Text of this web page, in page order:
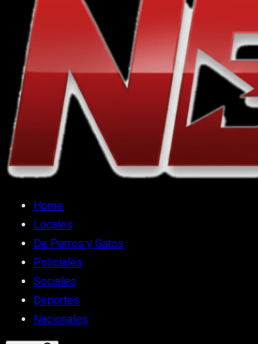
Home
Locales
De Perros y Gatos
Policiales
Sociales
Deportes
Nacionales